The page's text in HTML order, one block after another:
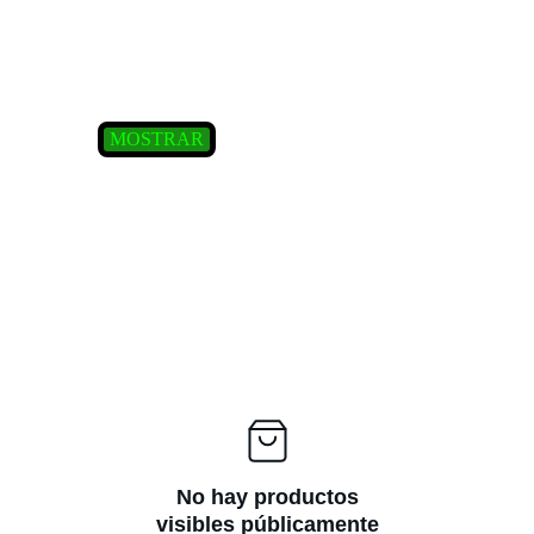
MOSTRAR
No hay productos
visibles públicamente